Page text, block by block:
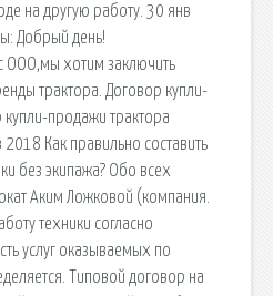
на другую работу. 30 янв
Добрый день!
ООО,мы хотим заключить
трактора. Договор купли-
продажи трактора
Как правильно составить
без экипажа? Обо всех
Аким Ложковой (компания.
техники согласно
услуг оказываемых по
Типовой договор на